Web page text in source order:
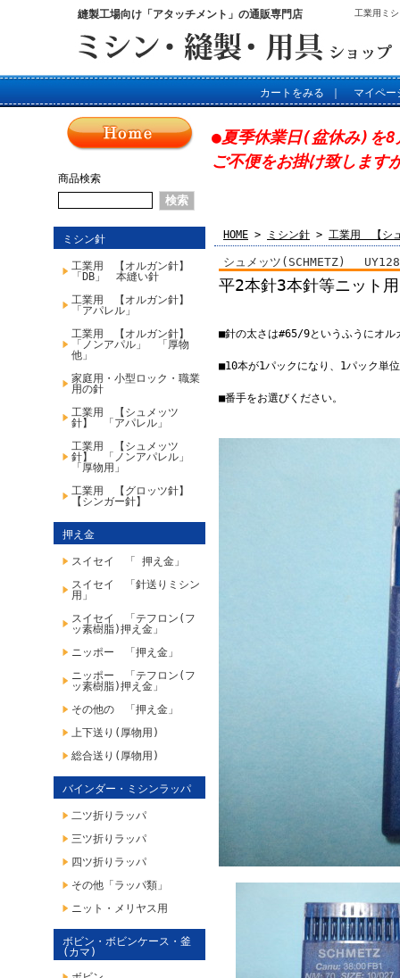
縫製工場向け「アタッチメント」の通販専門店 工業用ミ
カートをみる マイペー
商品検索
ミシン針
工業用 【オルガン針】
「DB」 本縫い針
工業用 【オルガン針】
「アパレル」
工業用 【オルガン針】
「ノンアパル」 「厚物
他」
家庭用・小型ロック・職業
用の針
工業用 【シュメッツ
針】 「アパレル」
工業用 【シュメッツ
針】 「ノンアパレル」
「厚物用」
工業用 【グロッツ針】
【シンガー針】
押え金
スイセイ 「 押え金」
スイセイ 「針送りミシン
用」
スイセイ 「テフロン(フ
ッ素樹脂)押え金」
ニッポー 「押え金」
ニッポー 「テフロン(フ
ッ素樹脂)押え金」
その他の 「押え金」
上下送り(厚物用)
総合送り(厚物用)
バインダー・ミシンラッパ
二ツ折りラッパ
三ツ折りラッパ
四ツ折りラッパ
その他「ラッパ類」
ニット・メリヤス用
ボビン・ボビンケース・釜
(カマ)
●夏季休業日(盆休み)を
ご不便をお掛け致します
HOME > ミシン針 > 工業用 【シ
シュメッツ(SCHMETZ)
平2本針3本針等ニット
■針の太さは#65/9というふうにオル
■10本が1パックになり、1パック単
■番手をお選びください。